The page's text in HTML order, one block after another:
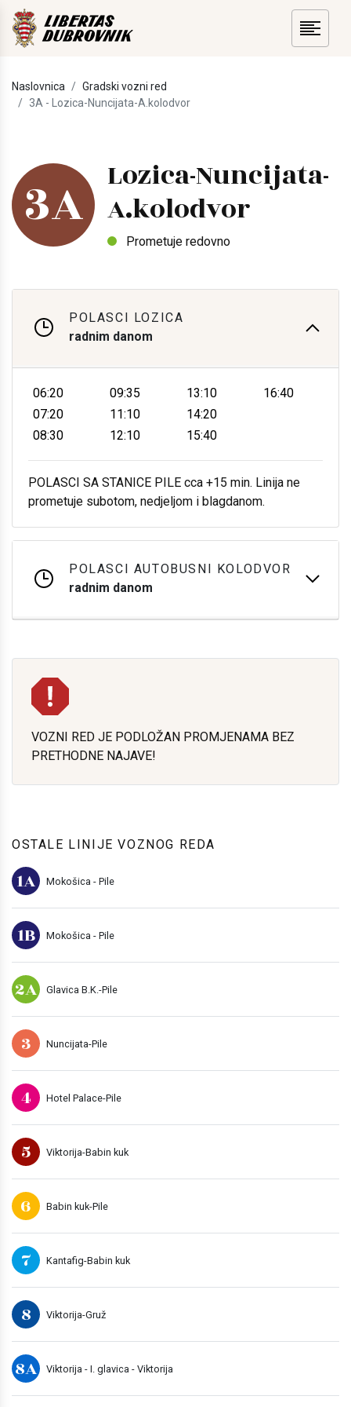
Naslovnica
Gradski vozni red
3A - Lozica-Nuncijata-A.kolodvor
3A
Lozica-Nuncijata-
A.kolodvor
Prometuje redovno
POLASCI LOZICA
radnim danom
06:20
07:20
08:30
09:35
11:10
12:10
13:10
14:20
15:40
16:40
POLASCI SA STANICE PILE cca +15 min. Linija ne
prometuje subotom, nedjeljom i blagdanom.
POLASCI AUTOBUSNI KOLODVOR
radnim danom
VOZNI RED JE PODLOŽAN PROMJENAMA BEZ
PRETHODNE NAJAVE!
OSTALE LINIJE VOZNOG REDA
1A Mokošica - Pile
1B Mokošica - Pile
2A Glavica B.K.-Pile
3 Nuncijata-Pile
4 Hotel Palace-Pile
5 Viktorija-Babin kuk
6 Babin kuk-Pile
7 Kantafig-Babin kuk
8 Viktorija-Gruž
8A Viktorija - I. glavica - Viktorija